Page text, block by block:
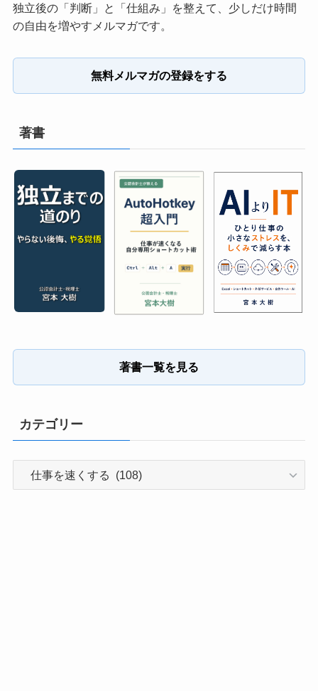
独立後の「判断」と「仕組み」を整えて、少しだけ時間
の自由を増やすメルマガです。
無料メルマガの登録をする
著書
著書一覧を見る
カテゴリー